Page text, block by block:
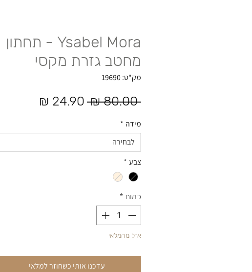
Ysabel Mora - תחתון
מחטב גזרת מקסי
מק"ט: 19690
‏80.00 ‏₪ מחיר רגיל
מידה *
לבחירה
צבע *
כמות *
אזל מהמלאי
עדכנו אותי כשחוזר למלאי